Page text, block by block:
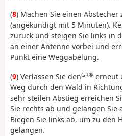
(8) Machen Sie einen Abstecher
(angekündigt mit 5 Minuten).
zurück und steigen Sie links in
an einer Antenne vorbei und
Punkt eine Weggabelung.
(9) Verlassen Sie denGR® erneut
Weg durch den Wald in
sehr steilen Abstieg erreichen
Sie rechts ab und gelangen Sie
Biegen Sie links ab, um zu den
gelangen.